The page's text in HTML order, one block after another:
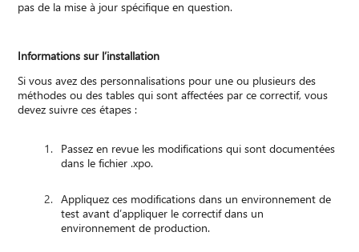
pas de la mise à jour spécifique en question.
Informations sur l’installation
Si vous avez des personnalisations pour une ou plusieurs des
méthodes ou des tables qui sont affectées par ce correctif, vous
devez suivre ces étapes :
Passez en revue les modifications qui sont documentées
dans le fichier .xpo.
Appliquez ces modifications dans un environnement de
test avant d’appliquer le correctif dans un
environnement de production.